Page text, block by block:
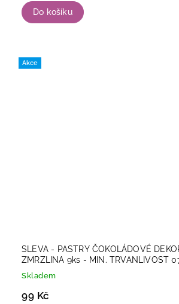
Do košíku
Akce
SLEVA - PASTRY ČOKOLÁDOVÉ
ZMRZLINA 9ks - MIN. TRVANLIVOST
Skladem
99 Kč